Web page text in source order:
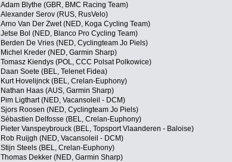
Adam Blythe (GBR, BMC Racing Team)
Alexander Serov (RUS, RusVelo)
Arno Van Der Zwet (NED, Koga Cycling Team)
Jetse Bol (NED, Blanco Pro Cycling Team)
Berden De Vries (NED, Cyclingteam Jo Piels)
Michel Kreder (NED, Garmin Sharp)
Tomasz Kiendys (POL, CCC Polsat Polkowice)
Daan Soete (BEL, Telenet Fidea)
Kurt Hovelijnck (BEL, Crelan-Euphony)
Nathan Haas (AUS, Garmin Sharp)
Pim Ligthart (NED, Vacansoleil - DCM)
Sjors Roosen (NED, Cyclingteam Jo Piels)
Sébastien Delfosse (BEL, Crelan-Euphony)
Pieter Vanspeybrouck (BEL, Topsport Vlaanderen - Baloise)
Rob Ruijgh (NED, Vacansoleil - DCM)
Stijn Steels (BEL, Crelan-Euphony)
Thomas Dekker (NED, Garmin Sharp)